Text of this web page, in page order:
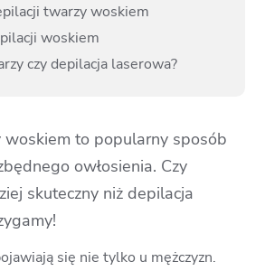
twarzy woskiem
woskiem
czy depilacja laserowa?
to popularny sposób
owłosienia. Czy
skuteczny niż depilacja
się nie tylko u mężczyzn.